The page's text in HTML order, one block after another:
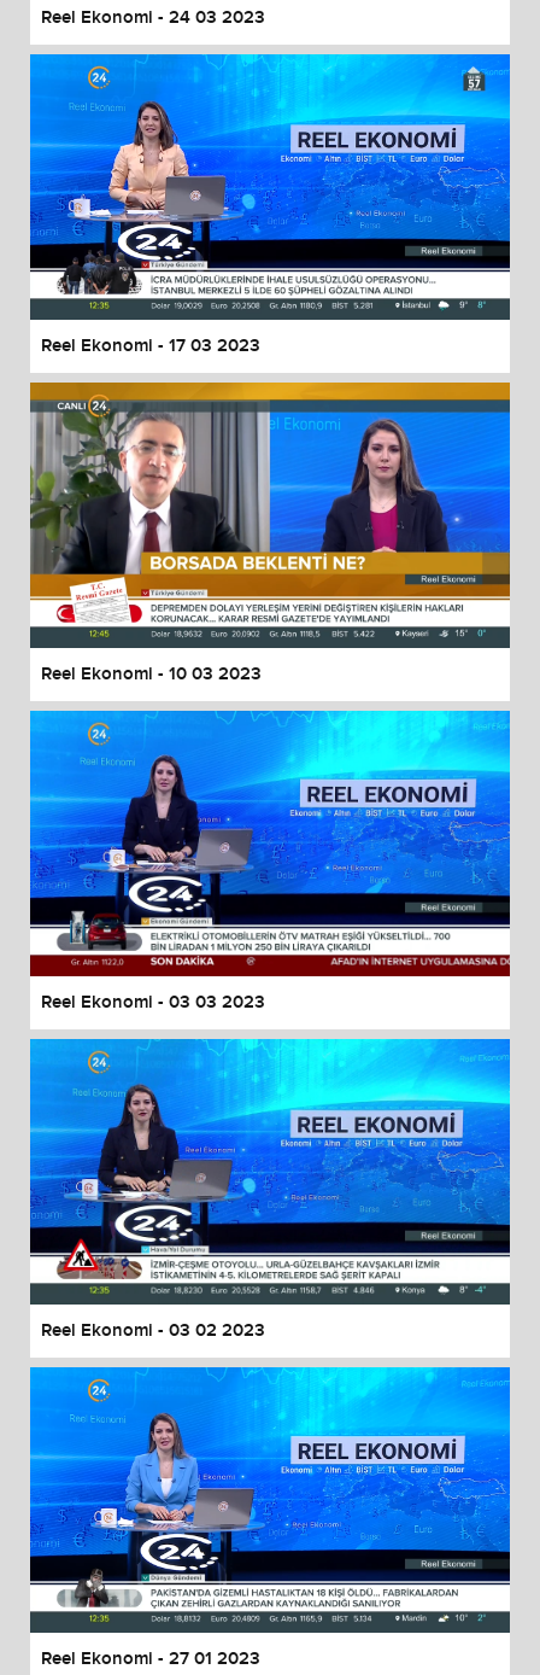
Reel Ekonomi - 24 03 2023
Reel Ekonomi - 17 03 2023
Reel Ekonomi - 10 03 2023
Reel Ekonomi - 03 03 2023
Reel Ekonomi - 03 02 2023
Reel Ekonomi - 27 01 2023